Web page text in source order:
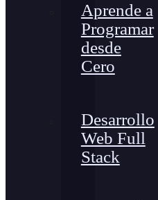
Aprende a
Programar
desde
Cero
Desarrollo
Web Full
Stack